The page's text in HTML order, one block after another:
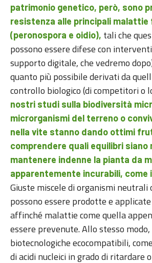
patrimonio genetico, però, sono
resistenza alle principali malattie
(peronospora e oidio), tali che
possono essere difese con
supporto digitale, che vedremo
quanto più possibile derivati da
controllo biologico (di competitori o
nostri studi sulla biodiversità
microrganismi del terreno o
nella vite stanno dando ottimi
comprendere quali equilibri siano
mantenere indenne la pianta da
apparentemente incurabili, come
Giuste miscele di organismi neutrali
possono essere prodotte e
affinché malattie come quella
essere prevenute. Allo stesso
biotecnologiche ecocompatibili,
di acidi nucleici in grado di ritardare